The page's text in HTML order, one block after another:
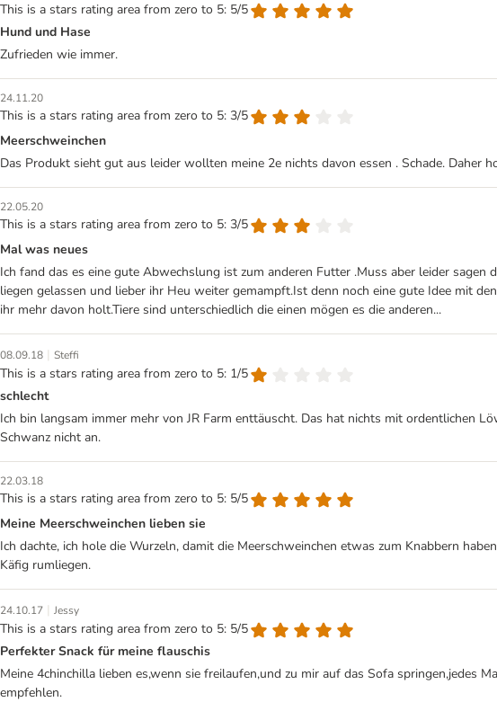
This is a stars rating area from zero to 5: 5/5
Hund und Hase
Zufrieden wie immer.
24.11.20
This is a stars rating area from zero to 5: 3/5
Meerschweinchen
Das Produkt sieht gut aus leider wollten meine 2e nichts davon essen . Schade.
22.05.20
This is a stars rating area from zero to 5: 3/5
Mal was neues
Ich fand das es eine gute Abwechslung ist zum anderen Futter .Muss aber leider
liegen gelassen und lieber ihr Heu weiter gemampft.Ist denn noch eine gute Idee mit
ihr mehr davon holt.Tiere sind unterschiedlich die einen mögen es die anderen...
08.09.18 | Steffi
This is a stars rating area from zero to 5: 1/5
schlecht
Ich bin langsam immer mehr von JR Farm enttäuscht. Das hat nichts mit ordentlichen
Schwanz nicht an.
22.03.18
This is a stars rating area from zero to 5: 5/5
Meine Meerschweinchen lieben sie
Ich dachte, ich hole die Wurzeln, damit die Meerschweinchen etwas zum Knabbern
Käfig rumliegen.
24.10.17 | Jessy
This is a stars rating area from zero to 5: 5/5
Perfekter Snack für meine flauschis
Meine 4chinchilla lieben es,wenn sie freilaufen,und zu mir auf das Sofa springen,jedes
empfehlen.